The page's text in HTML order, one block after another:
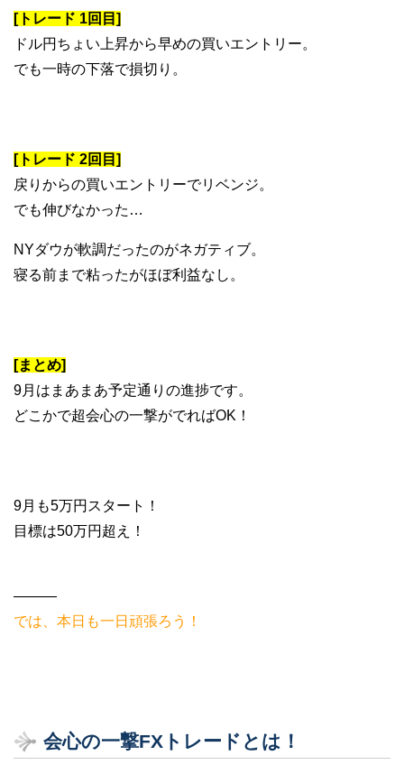
[トレード 1回目]
ドル円ちょい上昇から早めの買いエントリー。
でも一時の下落で損切り。
[トレード 2回目]
戻りからの買いエントリーでリベンジ。
でも伸びなかった…
NYダウが軟調だったのがネガティブ。
寝る前まで粘ったがほぼ利益なし。
[まとめ]
9月はまあまあ予定通りの進捗です。
どこかで超会心の一撃がでればOK！
9月も5万円スタート！
目標は50万円超え！
———
では、本日も一日頑張ろう！
会心の一撃FXトレードとは！